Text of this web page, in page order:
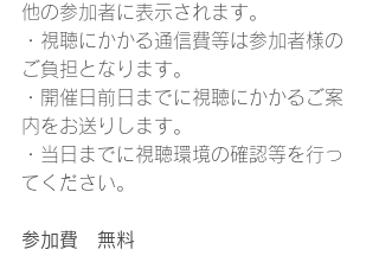
他の参加者に表示されます。
・視聴にかかる通信費等は参加者様の
ご負担となります。
・開催日前日までに視聴にかかるご案
内をお送りします。
・当日までに視聴環境の確認等を行っ
てください。
参加費　無料